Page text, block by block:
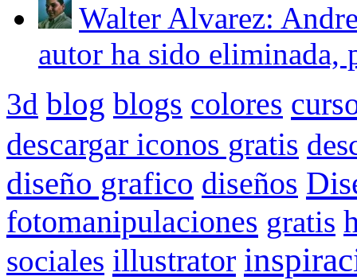
Walter Alvarez:
autor ha sido eliminada,
3d blog blogs colores
descargar iconos gratis
diseño grafico diseños
fotomanipulaciones gratis
sociales illustrator